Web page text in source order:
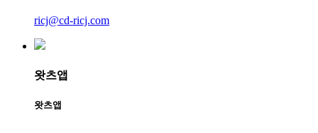
ricj@cd-ricj.com
왓츠앱
왓츠앱